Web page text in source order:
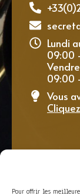
Pour offrir les
Lundi
09:00
09:00
Vous